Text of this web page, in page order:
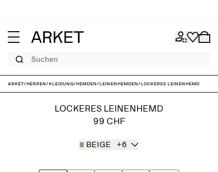
Suchen
ARKET/Herren/Kleidung/Hemden/Leinenhemden/Lockeres Leinenhemd
LOCKERES LEINENHEMD
99 CHF
BEIGE +6